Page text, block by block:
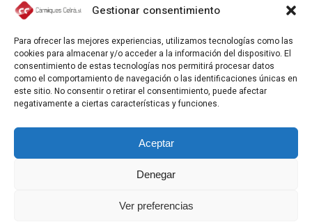
Gestionar consentimiento
Para ofrecer las mejores experiencias, utilizamos tecnologías como las
cookies para almacenar y/o acceder a la información del dispositivo. El
consentimiento de estas tecnologías nos permitirá procesar datos
como el comportamiento de navegación o las identificaciones únicas en
este sitio. No consentir o retirar el consentimiento, puede afectar
negativamente a ciertas características y funciones.
Aceptar
Denegar
Ver preferencias
Polígono Industrial Celrà, Carrer del Ter, s/n, 17460 Celrà,
(Girona, SPAIN)
© 2024 CÀRNIQUES CELRÀ S.L.